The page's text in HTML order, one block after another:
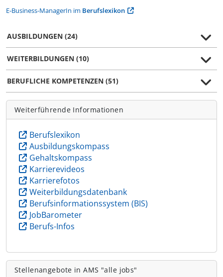
E-Business-ManagerIn im Berufslexikon
AUSBILDUNGEN (24)
WEITERBILDUNGEN (10)
BERUFLICHE KOMPETENZEN (51)
Weiterführende Informationen
Berufslexikon
Ausbildungskompass
Gehaltskompass
Karrierevideos
Karrierefotos
Weiterbildungsdatenbank
Berufsinformationssystem (BIS)
JobBarometer
Berufs-Infos
Stellenangebote in AMS "alle jobs"